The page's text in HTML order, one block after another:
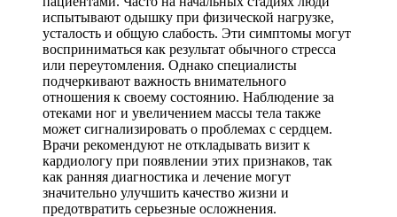
испытывают одышку при физической нагрузке,
усталость и общую слабость. Эти симптомы могут
восприниматься как результат обычного стресса
или переутомления. Однако специалисты
подчеркивают важность внимательного
отношения к своему состоянию. Наблюдение за
отеками ног и увеличением массы тела также
может сигнализировать о проблемах с сердцем.
Врачи рекомендуют не откладывать визит к
кардиологу при появлении этих признаков, так
как ранняя диагностика и лечение могут
значительно улучшить качество жизни и
предотвратить серьезные осложнения.